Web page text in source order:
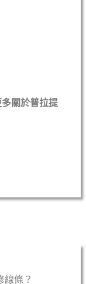
關於普拉提
線條？